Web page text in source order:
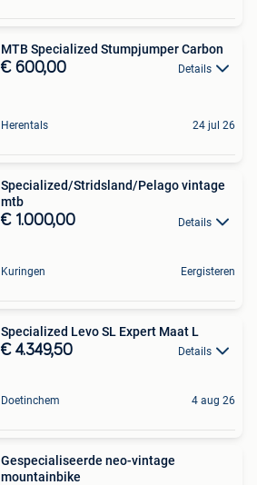
MTB Specialized Stumpjumper Carbon
€ 600,00 Details
Herentals 24 jul 26
Specialized/Stridsland/Pelago vintage
mtb
€ 1.000,00 Details
Kuringen Eergisteren
Specialized Levo SL Expert Maat L
€ 4.349,50 Details
Doetinchem 4 aug 26
Gespecialiseerde neo-vintage
mountainbike